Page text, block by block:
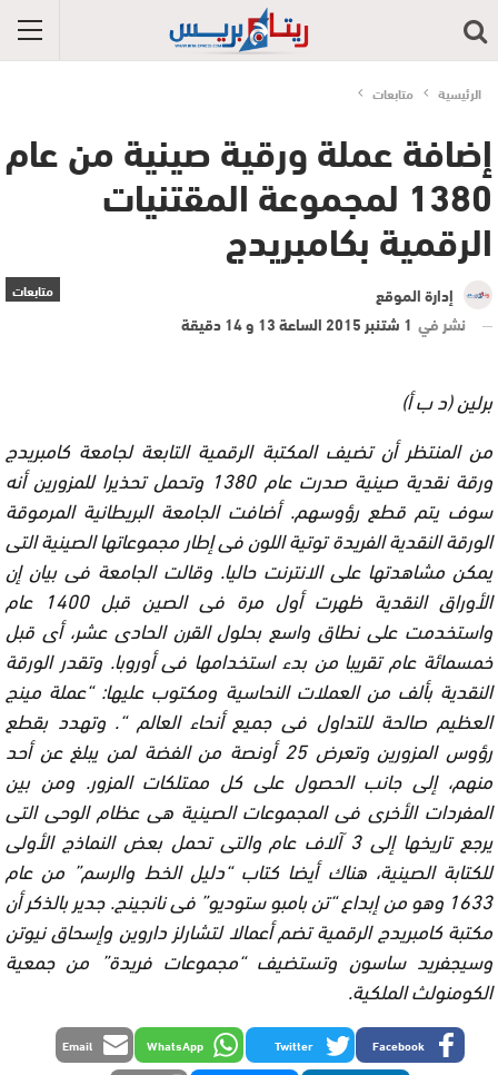
الرئيسية متابعات
إضافة عملة ورقية صينية من عام
1380 لمجموعة المقتنيات
الرقمية بكامبريدج
متابعات
إدارة الموقع
نشر في 1 شتنبر 2015 الساعة 13 و 14 دقيقة
برلين (د ب أ)
من المنتظر أن تضيف المكتبة الرقمية التابعة لجامعة كامبريدج
ورقة نقدية صينية صدرت عام 1380 وتحمل تحذيرا للمزورين أنه
سوف يتم قطع رؤوسهم. أضافت الجامعة البريطانية المرموقة
الورقة النقدية الفريدة توتية اللون فى إطار مجموعاتها الصينية التى
يمكن مشاهدتها على الانترنت حاليا. وقالت الجامعة فى بيان إن
الأوراق النقدية ظهرت أول مرة فى الصين قبل 1400 عام
واستخدمت على نطاق واسع بحلول القرن الحادى عشر، أى قبل
خمسمائة عام تقريبا من بدء استخدامها فى أوروبا. وتقدر الورقة
النقدية بألف من العملات النحاسية ومكتوب عليها: “عملة مينج
العظيم صالحة للتداول فى جميع أنحاء العالم “. وتهدد بقطع
رؤوس المزورين وتعرض 25 أونصة من الفضة لمن يبلغ عن أحد
منهم، إلى جانب الحصول على كل ممتلكات المزور. ومن بين
المفردات الأخرى فى المجموعات الصينية هى عظام الوحى التى
يرجع تاريخها إلى 3 آلاف عام والتى تحمل بعض النماذج الأولى
للكتابة الصينية، هناك أيضا كتاب “دليل الخط والرسم” من عام
1633 وهو من إبداع “تن بامبو ستوديو” فى نانجينج. جدير بالذكر أن
مكتبة كامبريدج الرقمية تضم أعمالا لتشارلز داروين وإسحاق نيوتن
وسيجفريد ساسون وتستضيف “مجموعات فريدة” من جمعية
الكومنولث الملكية.
Facebook
Twitter
WhatsApp
Email